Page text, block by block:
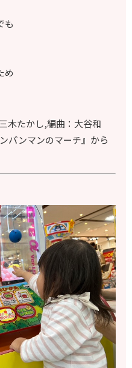
も
め
木たかし,編曲：大谷和
パンマンのマーチ』から